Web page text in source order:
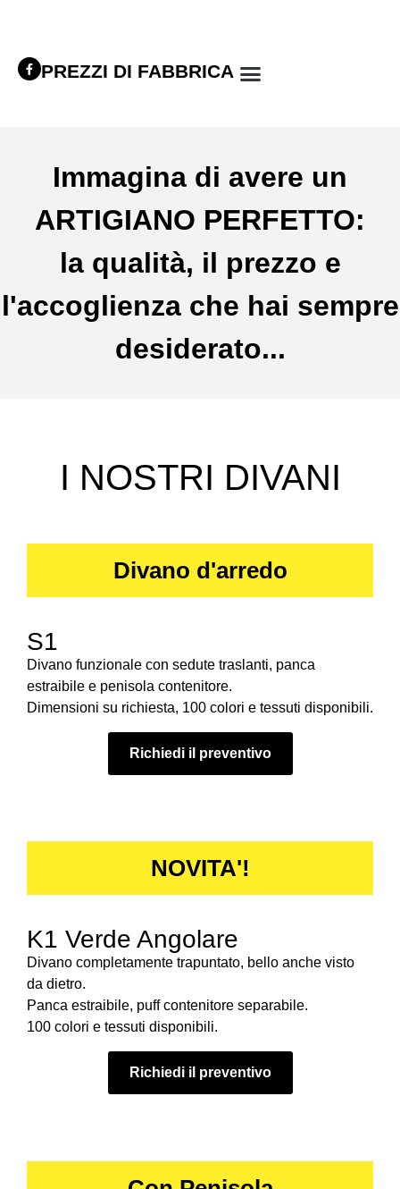
PREZZI DI FABBRICA
Immagina di avere un
ARTIGIANO PERFETTO:
la qualità, il prezzo e
l'accoglienza che hai sempre
desiderato...
I NOSTRI DIVANI
Divano d'arredo
S1
Divano funzionale con sedute traslanti, panca
estraibile e penisola contenitore.
Dimensioni su richiesta, 100 colori e tessuti disponibili.
Richiedi il preventivo
NOVITA'!
K1 Verde Angolare
Divano completamente trapuntato, bello anche visto
da dietro.
Panca estraibile, puff contenitore separabile.
100 colori e tessuti disponibili.
Richiedi il preventivo